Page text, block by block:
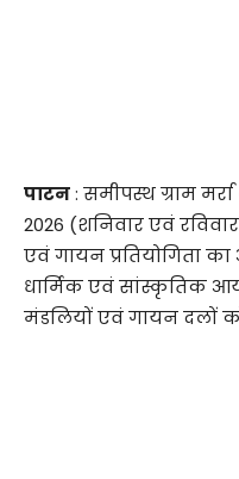
पाटन: समीपस्थ ग्राम
2026 (शनिवार एवं
एवं गायन प्रतियोगिता
धार्मिक एवं सांस्कृतिक
मंडलियों एवं गायन दलों